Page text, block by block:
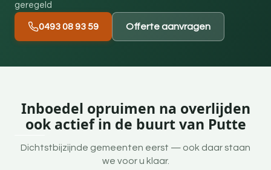
geregeld
0493 08 93 59 Offerte aanvragen
Inboedel opruimen na overlijden
ook actief in de buurt van Putte
Dichtstbijzijnde gemeenten eerst — ook daar staan
we voor u klaar.